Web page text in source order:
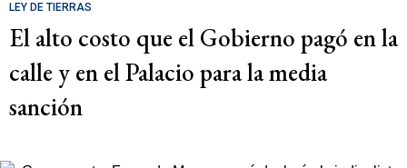
LEY DE TIERRAS
El alto costo que el Gobierno pagó en la
calle y en el Palacio para la media
sanción